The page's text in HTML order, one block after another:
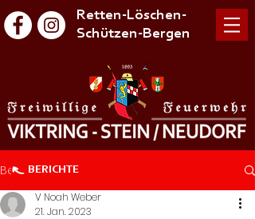
Retten-Löschen-
Schützen-Bergen
Beitrag
V Noah Weber
21. Jan. 2023
BERICHTE